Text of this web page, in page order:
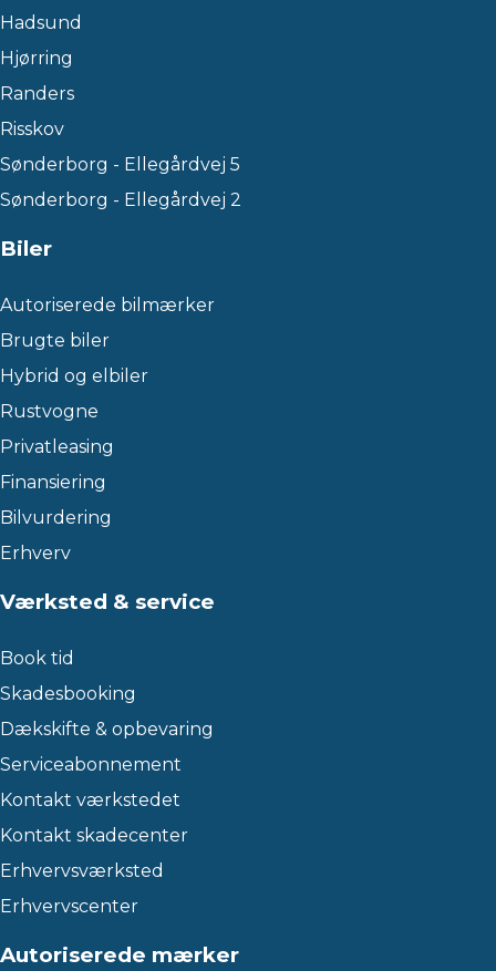
Hadsund
Hjørring
Randers
Risskov
Sønderborg - Ellegårdvej 5
Sønderborg - Ellegårdvej 2
Biler
Autoriserede bilmærker
Brugte biler
Hybrid og elbiler
Rustvogne
Privatleasing
Finansiering
Bilvurdering
Erhverv
Værksted & service
Book tid
Skadesbooking
Dækskifte & opbevaring
Serviceabonnement
Kontakt værkstedet
Kontakt skadecenter
Erhvervsværksted
Erhvervscenter
Autoriserede mærker